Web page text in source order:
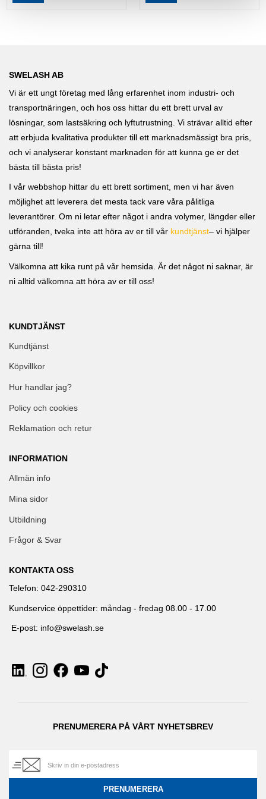
SWELASH AB
Vi är ett ungt företag med lång erfarenhet inom industri- och
transportnäringen, och hos oss hittar du ett brett urval av
lösningar, som lastsäkring och lyftutrustning. Vi strävar alltid efter
att erbjuda kvalitativa produkter till ett marknadsmässigt bra pris,
och vi analyserar konstant marknaden för att kunna ge er det
bästa till bästa pris!
I vår webbshop hittar du ett brett sortiment, men vi har även
möjlighet att leverera det mesta tack vare våra pålitliga
leverantörer. Om ni letar efter något i andra volymer, längder eller
utföranden, tveka inte att höra av er till vår kundtjänst– vi hjälper
gärna till!
Välkomna att kika runt på vår hemsida. Är det något ni saknar, är
ni alltid välkomna att höra av er till oss!
KUNDTJÄNST
Kundtjänst
Köpvillkor
Hur handlar jag?
Policy och cookies
Reklamation och retur
INFORMATION
Allmän info
Mina sidor
Utbildning
Frågor & Svar
KONTAKTA OSS
Telefon: 042-290310
Kundservice öppettider: måndag - fredag 08.00 - 17.00
E-post: info@swelash.se
PRENUMERERA PÅ VÅRT NYHETSBREV
PRENUMERERA